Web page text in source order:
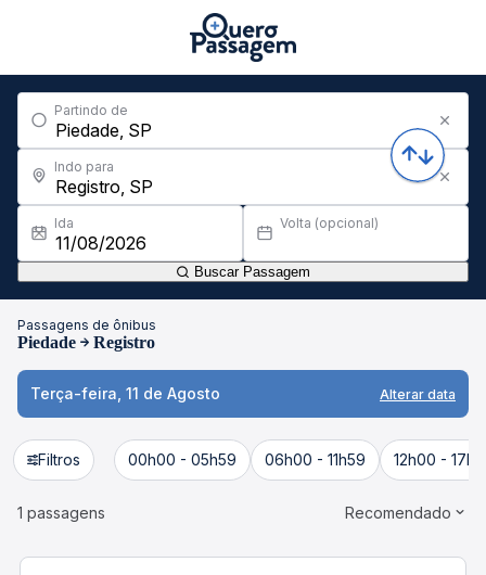
Partindo de
Indo para
Ida Volta (opcional)
Buscar Passagem
Passagens de ônibus
Piedade Registro
Terça-feira, 11 de Agosto Alterar data
Filtros 00h00 - 05h59 06h00 - 11h59 12h00 -
1 passagens Recomendado